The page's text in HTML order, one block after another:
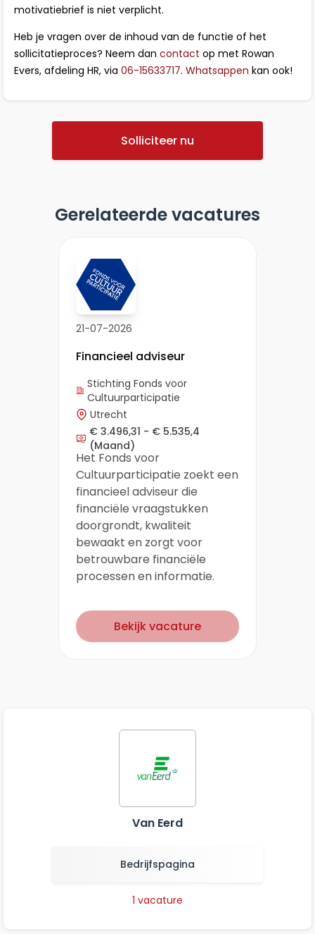
motivatiebrief is niet verplicht.
Heb je vragen over de inhoud van de functie of het
sollicitatieproces? Neem dan contact op met Rowan
Evers, afdeling HR, via 06-15633717. Whatsappen kan ook!
Solliciteer nu
Gerelateerde vacatures
21-07-2026
Financieel adviseur
Stichting Fonds voor
Cultuurparticipatie
Utrecht
€ 3.496,31 - € 5.535,4
(Maand)
Het Fonds voor
Cultuurparticipatie zoekt een
financieel adviseur die
financiële vraagstukken
doorgrondt, kwaliteit
bewaakt en zorgt voor
betrouwbare financiële
processen en informatie.
Bekijk vacature
Van Eerd
Bedrijfspagina
1 vacature